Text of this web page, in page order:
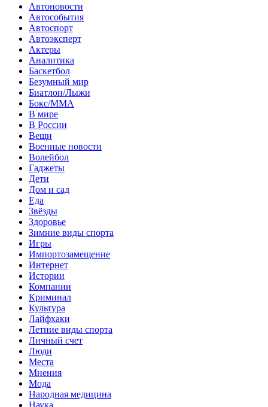
Автоновости
Автособытия
Автоспорт
Автоэксперт
Актеры
Аналитика
Баскетбол
Безумный мир
Биатлон/Лыжи
Бокс/MMA
В мире
В России
Вещи
Военные новости
Волейбол
Гаджеты
Дети
Дом и сад
Еда
Звёзды
Здоровье
Зимние виды спорта
Игры
Импортозамещение
Интернет
Истории
Компании
Криминал
Культура
Лайфхаки
Летние виды спорта
Личный счет
Люди
Места
Мнения
Мода
Народная медицина
Наука